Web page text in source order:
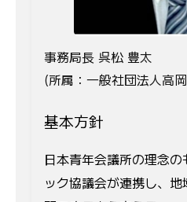
事務局長 呉松 豊太
(所属：一般社団法人高
基本方針
日本青年会議所の理念
ック協議会が連携し、